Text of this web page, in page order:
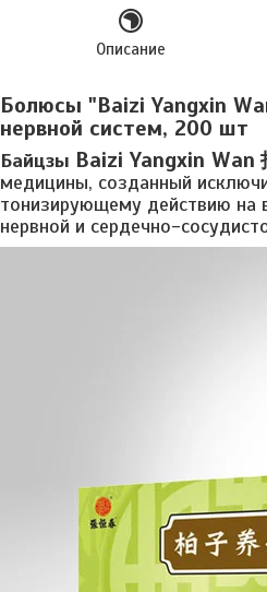
Описание
Болюсы "Baizi Yangxin
нервной систем, 200 шт
Байцзы Baizi Yangxin Wan
медицины, созданный
тонизирующему действию на
нервной и сердечно-